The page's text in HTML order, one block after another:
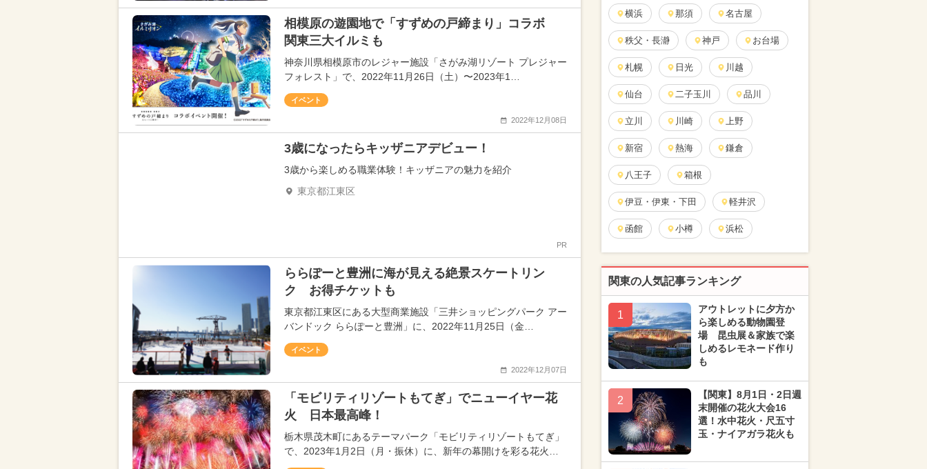
相模原の遊園地で「すずめの戸締まり」コラボ
関東三大イルミも
神奈川県相模原市のレジャー施設「さがみ湖リゾート プレジャー
フォレスト」で、2022年11月26日（土）〜2023年1…
イベント
2022年12月08日
3歳になったらキッザニアデビュー！
3歳から楽しめる職業体験！キッザニアの魅力を紹介
東京都江東区
PR
ららぽーと豊洲に海が見える絶景スケートリン
ク お得チケットも
東京都江東区にある大型商業施設「三井ショッピングパーク アー
バンドック ららぽーと豊洲」に、2022年11月25日（金…
イベント
2022年12月07日
「モビリティリゾートもてぎ」でニューイヤー花
火 日本最高峰！
栃木県茂木町にあるテーマパーク「モビリティリゾートもてぎ」
で、2023年1月2日（月・振休）に、新年の幕開けを彩る花火…
横浜 那須 名古屋
秩父・長瀞 神戸 お台場
札幌 日光 川越
仙台 二子玉川 品川
立川 川崎 上野
新宿 熱海 鎌倉
八王子 箱根
伊豆・伊東・下田 軽井沢
函館 小樽 浜松
関東の人気記事ランキング
1
アウトレットに夕方か
ら楽しめる動物園登
場 昆虫展＆家族で楽
しめるレモネード作り
も
2
【関東】8月1日・2日週
末開催の花火大会16
選！水中花火・尺五寸
玉・ナイアガラ花火も